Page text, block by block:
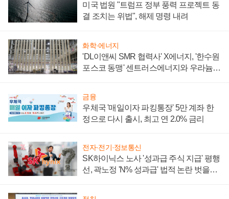
미국 법원 "트럼프 정부 풍력 프로젝트 동
결 조치는 위법", 해제 명령 내려
화학·에너지
'DL이앤씨 SMR 협력사' X에너지, '한수원
포스코 동맹' 센트러스에너지와 우라늄
금융
우체국 '매일이자 파킹통장' 5만 계좌 한
정으로 다시 출시, 최고 연 2.0% 금리
전자·전기·정보통신
SK하이닉스 노사 '성과급 주식 지급' 평행
선, 곽노정 'N% 성과급' 법적 논란 벗을지